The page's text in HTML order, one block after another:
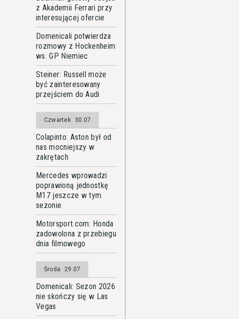
z Akademii Ferrari przy
interesującej ofercie
Domenicali potwierdza
rozmowy z Hockenheim
ws. GP Niemiec
Steiner: Russell może
być zainteresowany
przejściem do Audi
Czwartek 30.07
Colapinto: Aston był od
nas mocniejszy w
zakrętach
Mercedes wprowadzi
poprawioną jednostkę
M17 jeszcze w tym
sezonie
Motorsport.com: Honda
zadowolona z przebiegu
dnia filmowego
Środa 29.07
Domenicali: Sezon 2026
nie skończy się w Las
Vegas